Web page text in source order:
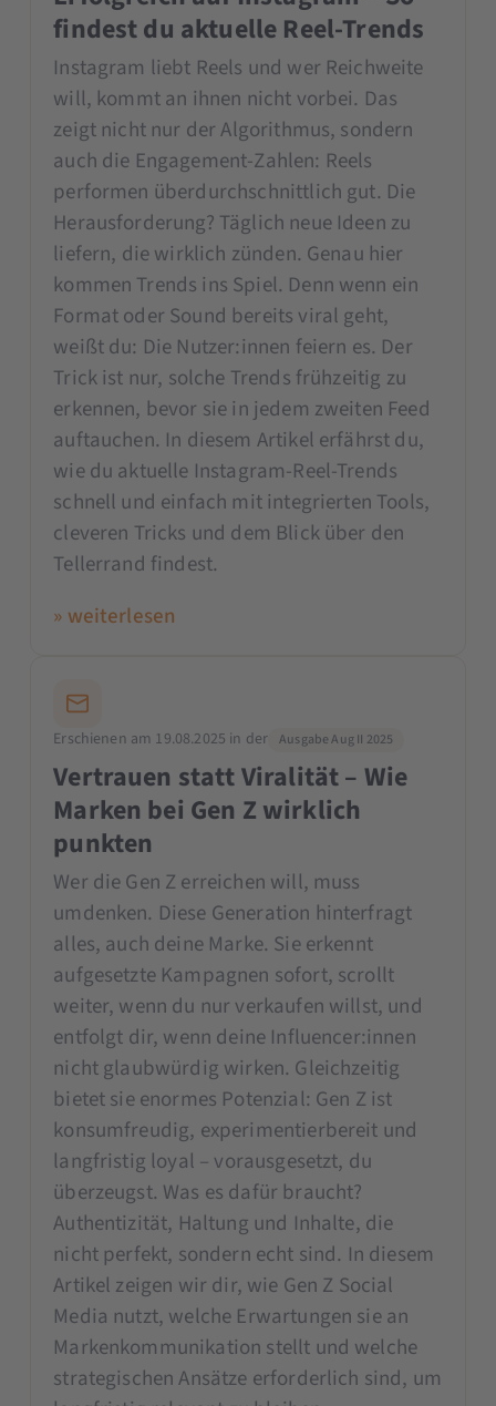
findest du aktuelle Reel-Trends
Instagram liebt Reels und wer Reichweite
will, kommt an ihnen nicht vorbei. Das
zeigt nicht nur der Algorithmus, sondern
auch die Engagement-Zahlen: Reels
performen überdurchschnittlich gut. Die
Herausforderung? Täglich neue Ideen zu
liefern, die wirklich zünden. Genau hier
kommen Trends ins Spiel. Denn wenn ein
Format oder Sound bereits viral geht,
weißt du: Die Nutzer:innen feiern es. Der
Trick ist nur, solche Trends frühzeitig zu
erkennen, bevor sie in jedem zweiten Feed
auftauchen. In diesem Artikel erfährst du,
wie du aktuelle Instagram-Reel-Trends
schnell und einfach mit integrierten Tools,
cleveren Tricks und dem Blick über den
Tellerrand findest.
» weiterlesen
Erschienen am 19.08.2025 in der Ausgabe Aug II 2025
Vertrauen statt Viralität – Wie
Marken bei Gen Z wirklich
punkten
Wer die Gen Z erreichen will, muss
umdenken. Diese Generation hinterfragt
alles, auch deine Marke. Sie erkennt
aufgesetzte Kampagnen sofort, scrollt
weiter, wenn du nur verkaufen willst, und
entfolgt dir, wenn deine Influencer:innen
nicht glaubwürdig wirken. Gleichzeitig
bietet sie enormes Potenzial: Gen Z ist
konsumfreudig, experimentierbereit und
langfristig loyal – vorausgesetzt, du
überzeugst. Was es dafür braucht?
Authentizität, Haltung und Inhalte, die
nicht perfekt, sondern echt sind. In diesem
Artikel zeigen wir dir, wie Gen Z Social
Media nutzt, welche Erwartungen sie an
Markenkommunikation stellt und welche
strategischen Ansätze erforderlich sind, um